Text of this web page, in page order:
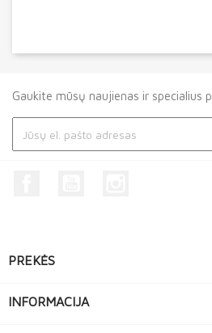
Gaukite mūsų naujienas ir specialius
PREKĖS
INFORMACIJA